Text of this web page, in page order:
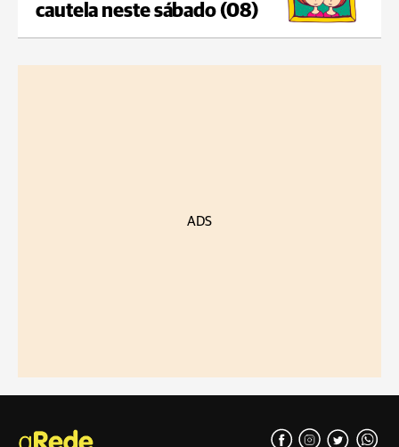
cautela neste sábado (08)
ADS